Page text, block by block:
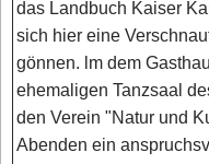
das Landbuch Kaiser
sich hier eine
gönnen. lm dem
ehemaligen Tanzsaal
den Verein "Natur und
Abenden ein